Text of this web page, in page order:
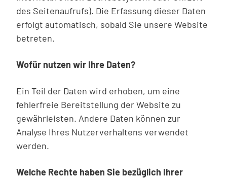
des Seitenaufrufs). Die Erfassung dieser Daten
erfolgt automatisch, sobald Sie unsere Website
betreten.
Wofür nutzen wir Ihre Daten?
Ein Teil der Daten wird erhoben, um eine
fehlerfreie Bereitstellung der Website zu
gewährleisten. Andere Daten können zur
Analyse Ihres Nutzerverhaltens verwendet
werden.
Welche Rechte haben Sie bezüglich Ihrer